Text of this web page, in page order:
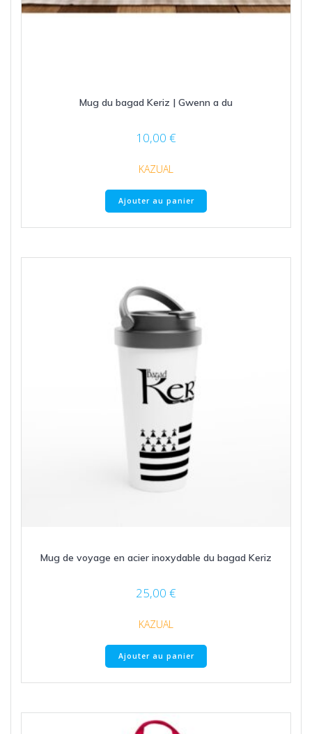
Mug du bagad Keriz | Gwenn a du
10,00 €
KAZUAL
Ajouter au panier
Mug de voyage en acier inoxydable du bagad Keriz
25,00 €
KAZUAL
Ajouter au panier